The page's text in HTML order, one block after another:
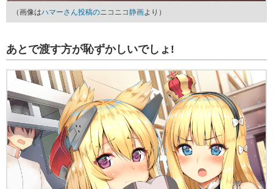
（画像はハマーさん投稿のニコニコ静画より）
あとで渡す方が恥ずかしいでしょ!